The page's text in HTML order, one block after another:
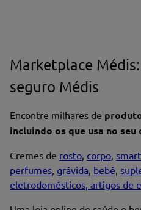
Marketplace
seguro Médis
Encontre milhares de
incluindo os que usa no seu
Cremes de rosto, corpo,
perfumes, grávida, bebé,
eletrodomésticos, artigos de